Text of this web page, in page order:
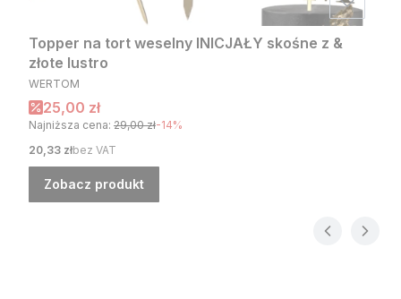
Topper na tort weselny INICJAŁY skośne z &
złote lustro
PRODUCENT
WERTOM
Cena promocyjna
25,00 zł
Najniższa cena: 29,00 zł-14%
Cena
20,33 złbez VAT
Zobacz produkt